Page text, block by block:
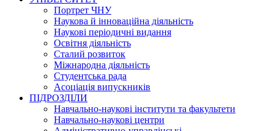
Портрет ЧНУ
Наукова й інноваційна діяльність
Наукові періодичні видання
Освітня діяльність
Сталий розвиток
Міжнародна діяльність
Студентська рада
Асоціація випускників
ПІДРОЗДІЛИ
Навчально-наукові інститути та факультети
Навчально-наукові центри